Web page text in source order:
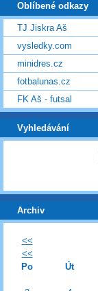
Oblíbené odkazy
TJ Jiskra Aš
vysledky.com
minidres.cz
fotbalunas.cz
FK Aš - futsal
Vyhledávání
Archiv
<<
<<
Po
Út